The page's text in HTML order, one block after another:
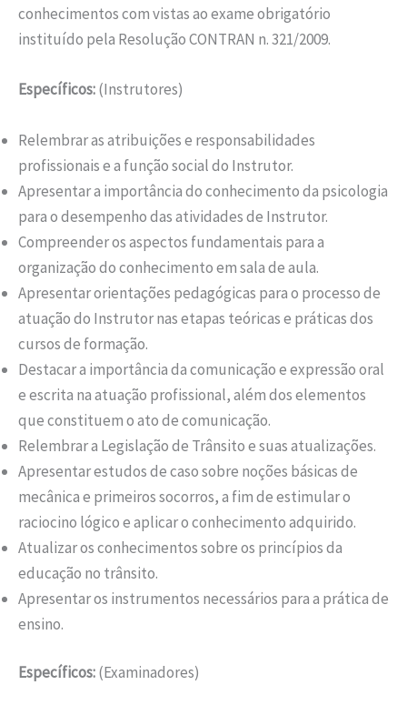
conhecimentos com vistas ao exame obrigatório
instituído pela Resolução CONTRAN n. 321/2009.
Específicos:(Instrutores)
Relembrar as atribuições e responsabilidades
profissionais e a função social do Instrutor.
Apresentar a importância do conhecimento da psicologia
para o desempenho das atividades de Instrutor.
Compreender os aspectos fundamentais para a
organização do conhecimento em sala de aula.
Apresentar orientações pedagógicas para o processo de
atuação do Instrutor nas etapas teóricas e práticas dos
cursos de formação.
Destacar a importância da comunicação e expressão oral
e escrita na atuação profissional, além dos elementos
que constituem o ato de comunicação.
Relembrar a Legislação de Trânsito e suas atualizações.
Apresentar estudos de caso sobre noções básicas de
mecânica e primeiros socorros, a fim de estimular o
raciocino lógico e aplicar o conhecimento adquirido.
Atualizar os conhecimentos sobre os princípios da
educação no trânsito.
Apresentar os instrumentos necessários para a prática de
ensino.
Específicos:(Examinadores)